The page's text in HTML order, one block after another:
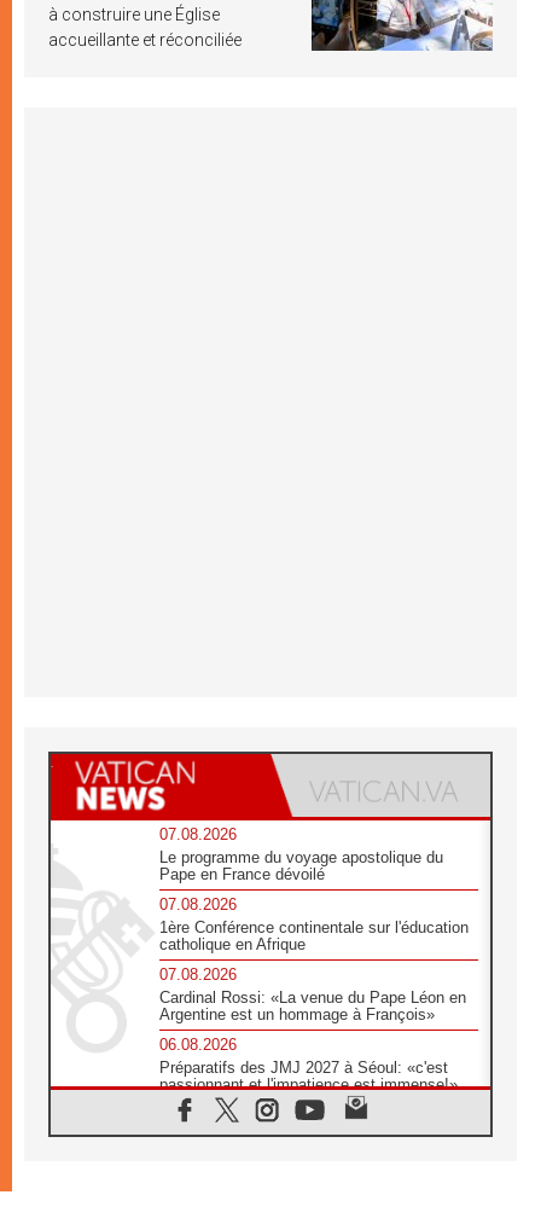
à construire une Église
accueillante et réconciliée
07.08.2026
Le programme du voyage apostolique du
Pape en France dévoilé
07.08.2026
1ère Conférence continentale sur l'éducation
catholique en Afrique
07.08.2026
Cardinal Rossi: «La venue du Pape Léon en
Argentine est un hommage à François»
06.08.2026
Préparatifs des JMJ 2027 à Séoul: «c'est
passionnant et l'impatience est immense!»
06.08.2026
Chrétiens et confucéens: respect et sagesse